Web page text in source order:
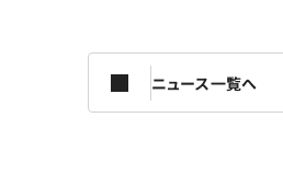
ニュース一覧へ